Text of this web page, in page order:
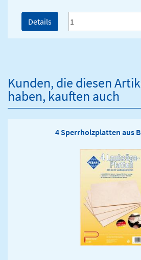
Details
Kunden, die diesen
haben, kauften auch
4 Sperrholzplatten aus